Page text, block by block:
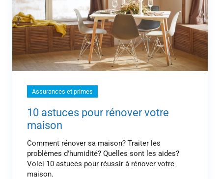
Assurances et primes
10 astuces pour rénover votre
maison
Comment rénover sa maison? Traiter les
problèmes d'humidité? Quelles sont les aides?
Voici 10 astuces pour réussir à rénover votre
maison.